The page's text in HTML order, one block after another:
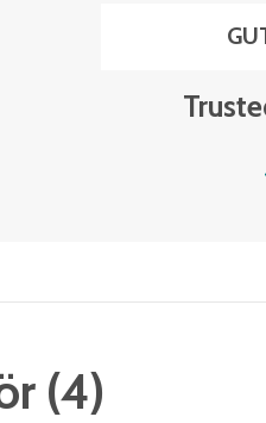
(4)